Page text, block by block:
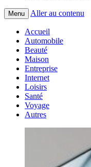
Menu Aller au contenu
Accueil
Automobile
Beauté
Maison
Entreprise
Internet
Loisirs
Santé
Voyage
Autres